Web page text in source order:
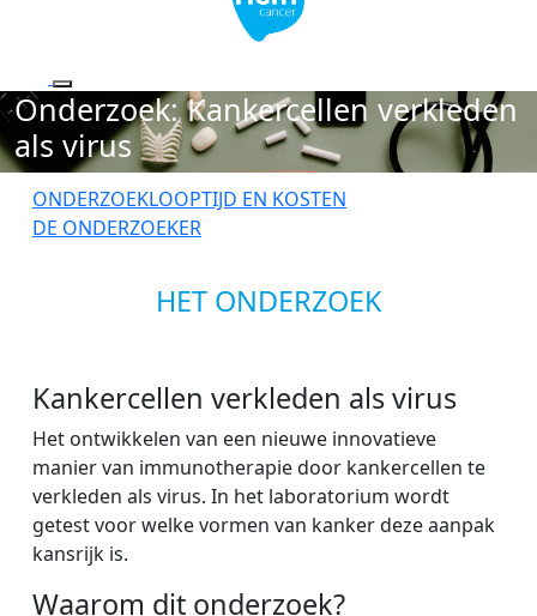
Onderzoek: Kankercellen verkleden
als virus
ONDERZOEKLOOPTIJD EN KOSTEN
DE ONDERZOEKER
HET ONDERZOEK
Kankercellen verkleden als virus
Het ontwikkelen van een nieuwe innovatieve
manier van immunotherapie door kankercellen te
verkleden als virus. In het laboratorium wordt
getest voor welke vormen van kanker deze aanpak
kansrijk is.
Waarom dit onderzoek?